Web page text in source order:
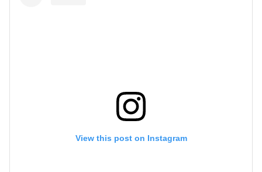
View this post on Instagram